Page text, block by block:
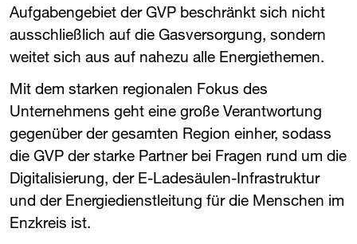
Aufgabengebiet der ​GVP ​ beschränkt sich nicht
ausschließlich auf die Gasversorgung, sondern
weitet sich aus auf nahezu alle Energiethemen.
Mit dem starken regionalen Fokus des
Unternehmens geht eine große Verantwortung
gegenüber der gesamten Region einher, sodass
die ​ GVP ​ der starke Partner bei Fragen rund um die
Digitalisierung, der E-Ladesäulen-Infrastruktur
und der Energiedienstleitung für die Menschen im
Enzkreis ist.